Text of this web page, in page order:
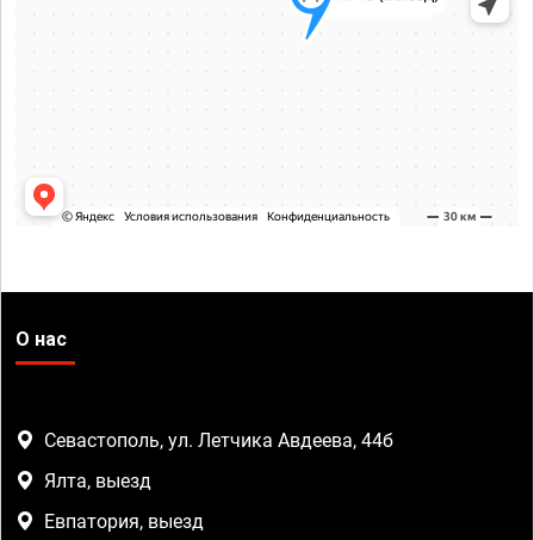
О нас
Севастополь, ул. Летчика Авдеева, 44б
Ялта, выезд
Евпатория, выезд